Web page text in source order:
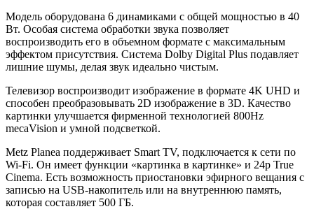
Модель оборудована 6 динамиками с общей мощностью в 40
Вт. Особая система обработки звука позволяет
воспроизводить его в объемном формате с максимальным
эффектом присутствия. Система Dolby Digital Plus подавляет
лишние шумы, делая звук идеально чистым.
Телевизор воспроизводит изображение в формате 4K UHD и
способен преобразовывать 2D изображение в 3D. Качество
картинки улучшается фирменной технологией 800Hz
mecaVision и умной подсветкой.
Metz Planea поддерживает Smart TV, подключается к сети по
Wi-Fi. Он имеет функции «картинка в картинке» и 24p True
Cinema. Есть возможность приостановки эфирного вещания с
записью на USB-накопитель или на внутреннюю память,
которая составляет 500 ГБ.